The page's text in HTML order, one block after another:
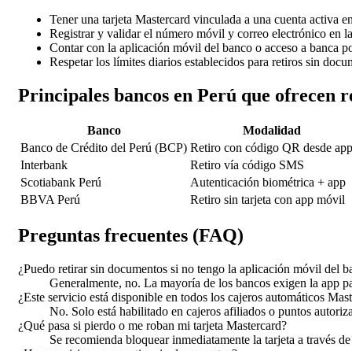
Tener una tarjeta Mastercard vinculada a una cuenta activa
Registrar y validar el número móvil y correo electrónico en
Contar con la aplicación móvil del banco o acceso a banca
Respetar los límites diarios establecidos para retiros sin
Principales bancos en Perú que ofrecen
Banco
Modalidad
Banco de Crédito del Perú (BCP) Retiro con código QR desde app
Interbank
Retiro vía código SMS
Scotiabank Perú
Autenticación biométrica + app
BBVA Perú
Retiro sin tarjeta con app móvil
Preguntas frecuentes (FAQ)
¿Puedo retirar sin documentos si no tengo la aplicación móvil del
Generalmente, no. La mayoría de los bancos exigen la app
¿Este servicio está disponible en todos los cajeros automáticos
No. Solo está habilitado en cajeros afiliados o puntos
¿Qué pasa si pierdo o me roban mi tarjeta Mastercard?
Se recomienda bloquear inmediatamente la tarjeta a través